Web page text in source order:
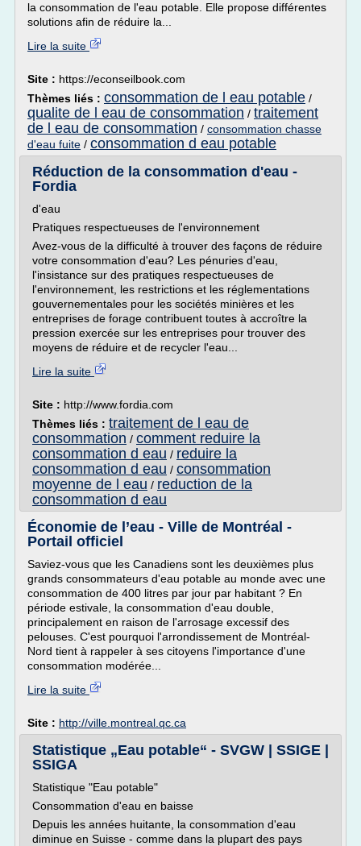
la consommation de l'eau potable. Elle propose différentes
solutions afin de réduire la...
Lire la suite
Site : https://econseilbook.com
Thèmes liés : consommation de l eau potable /
qualite de l eau de consommation / traitement
de l eau de consommation / consommation chasse
d'eau fuite / consommation d eau potable
Réduction de la consommation d'eau -
Fordia
d'eau
Pratiques respectueuses de l'environnement
Avez-vous de la difficulté à trouver des façons de réduire
votre consommation d'eau? Les pénuries d'eau,
l'insistance sur des pratiques respectueuses de
l'environnement, les restrictions et les réglementations
gouvernementales pour les sociétés minières et les
entreprises de forage contribuent toutes à accroître la
pression exercée sur les entreprises pour trouver des
moyens de réduire et de recycler l'eau...
Lire la suite
Site : http://www.fordia.com
Thèmes liés : traitement de l eau de
consommation / comment reduire la
consommation d eau / reduire la
consommation d eau / consommation
moyenne de l eau / reduction de la
consommation d eau
Économie de l’eau - Ville de Montréal -
Portail officiel
Saviez-vous que les Canadiens sont les deuxièmes plus
grands consommateurs d'eau potable au monde avec une
consommation de 400 litres par jour par habitant ? En
période estivale, la consommation d'eau double,
principalement en raison de l'arrosage excessif des
pelouses. C'est pourquoi l'arrondissement de Montréal-
Nord tient à rappeler à ses citoyens l'importance d'une
consommation modérée...
Lire la suite
Site : http://ville.montreal.qc.ca
Statistique „Eau potable“ - SVGW | SSIGE |
SSIGA
Statistique "Eau potable"
Consommation d'eau en baisse
Depuis les années huitante, la consommation d'eau
diminue en Suisse - comme dans la plupart des pays